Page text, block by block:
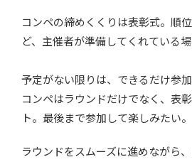
コンペの締めくくりは表彰式。順
ど、 主催者が準備してくれている場
予定がない限りは、 できるだけ参
コンペはラウンドだけでなく、表
ト。 最後まで参加して楽しみたい。
ラウンドをスムーズに進めながら、